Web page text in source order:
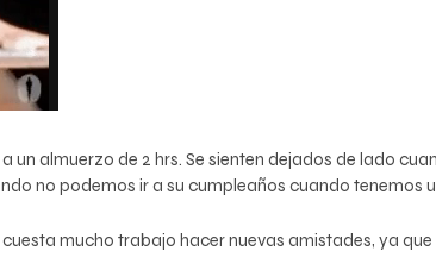
almuerzo de 2 hrs. Se sienten dejados de lado
no podemos ir a su cumpleaños cuando tenemos
mucho trabajo hacer nuevas amistades, ya